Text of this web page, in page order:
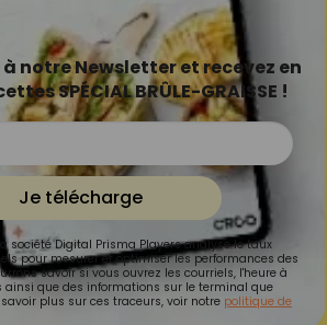
notre Newsletter et recevez en
SPÉCIAL BRÛLE-GRAISSE !
Je télécharge
société Digital Prisma Players analyse le taux
pour mesurer et optimiser les performances des
savoir si vous ouvrez les courriels, l'heure à
ainsi que des informations sur le terminal que
plus sur ces traceurs, voir notre politique de